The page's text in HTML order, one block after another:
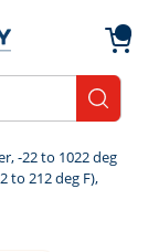
-22 to 1022 deg
to 212 deg F),